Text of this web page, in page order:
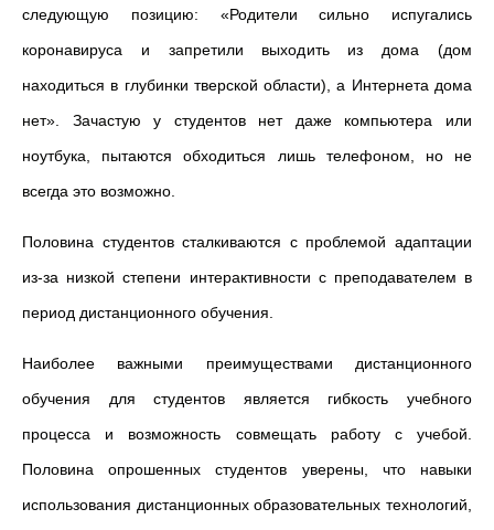
следующую позицию: «Родители сильно испугались
коронавируса и запретили выходить из дома (дом
находиться в глубинки тверской области), а Интернета дома
нет». Зачастую у студентов нет даже компьютера или
ноутбука, пытаются обходиться лишь телефоном, но не
всегда это возможно.
Половина студентов сталкиваются с проблемой адаптации
из-за низкой степени интерактивности с преподавателем в
период дистанционного обучения.
Наиболее важными преимуществами дистанционного
обучения для студентов является гибкость учебного
процесса и возможность совмещать работу с учебой.
Половина опрошенных студентов уверены, что навыки
использования дистанционных образовательных технологий,